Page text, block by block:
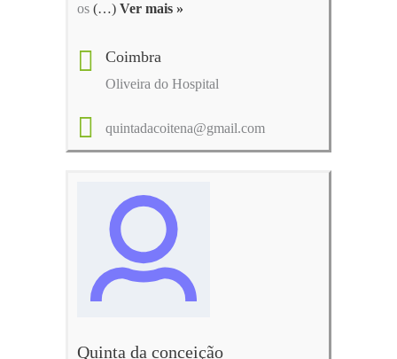
os (…) Ver mais »
Coimbra
Oliveira do Hospital
quintadacoitena@gmail.com
Quinta da conceição